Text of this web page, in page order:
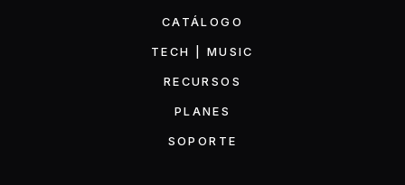
CATÁLOGO
TECH | MUSIC
RECURSOS
PLANES
SOPORTE